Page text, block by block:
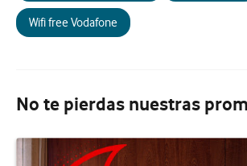
Wifi free Vodafone
No te pierdas nuestras